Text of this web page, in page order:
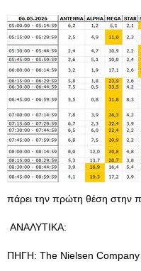
πάρει την πρώτη θέση στην
ΑΝΑΛΥΤΙΚΑ:
ΠΗΓΗ: The Nielsen Company